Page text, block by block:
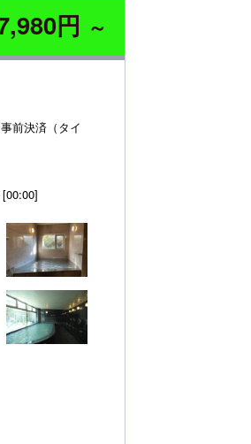
円 ～
前決済（タイ